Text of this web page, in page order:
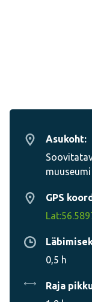
Asukoht:
GPS
0,5 h
Raja